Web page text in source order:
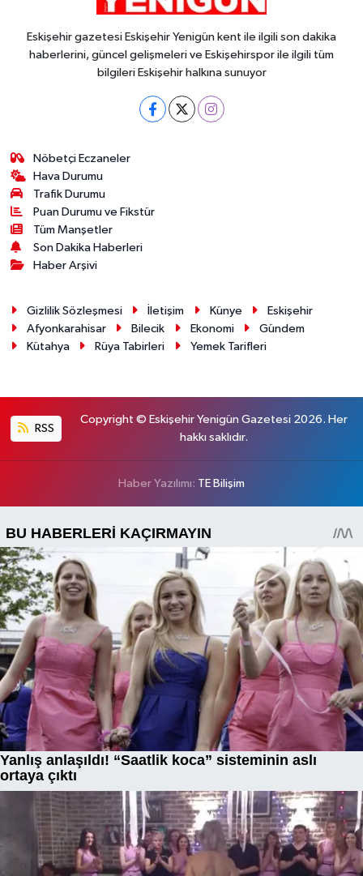
Eskişehir gazetesi Eskişehir Yenigün kent ile ilgili son dakika
haberlerini, güncel gelişmeleri ve Eskişehirspor ile ilgili tüm
bilgileri Eskişehir halkına sunuyor
Nöbetçi Eczaneler
Hava Durumu
Trafik Durumu
Puan Durumu ve Fikstür
Tüm Manşetler
Son Dakika Haberleri
Haber Arşivi
Gizlilik Sözleşmesi İletişim Künye
Eskişehir
Afyonkarahisar
Bilecik Ekonomi
Gündem
Kütahya
Rüya Tabirleri Yemek Tarifleri
RSS
Copyright © Eskişehir Yenigün Gazetesi 2026. Her
hakkı saklıdır.
Haber Yazılımı: TE Bilişim